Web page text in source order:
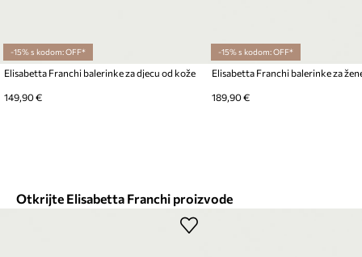
-15% s kodom: OFF*
Elisabetta Franchi balerinke za djecu od kože
149,90 €
-15% s kodom: OFF*
Elisabetta Franchi balerinke za
189,90 €
Otkrijte Elisabetta Franchi proizvode